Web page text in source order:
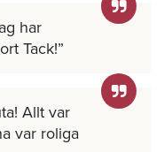
har
Tack!
Allt var
var roliga